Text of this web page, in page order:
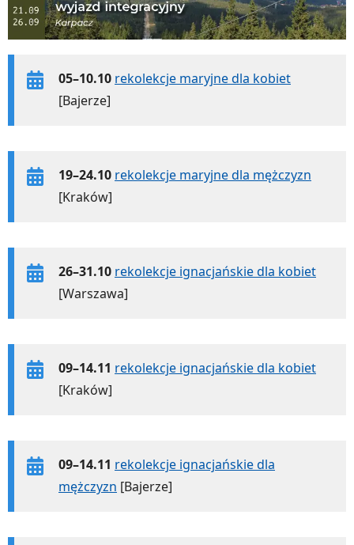
05–10.10 rekolekcje maryjne dla kobiet
[Bajerze]
19–24.10 rekolekcje maryjne dla mężczyzn
[Kraków]
26–31.10 rekolekcje ignacjańskie dla kobiet
[Warszawa]
09–14.11 rekolekcje ignacjańskie dla kobiet
[Kraków]
09–14.11 rekolekcje ignacjańskie dla
mężczyzn [Bajerze]